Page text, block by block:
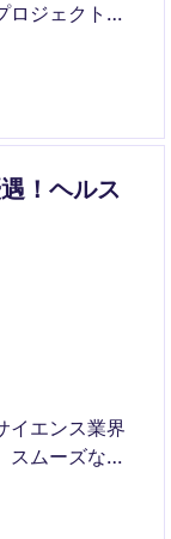
ロジェクト運
える幅広い
！ヘルス
イエンス業界
スムーズな日